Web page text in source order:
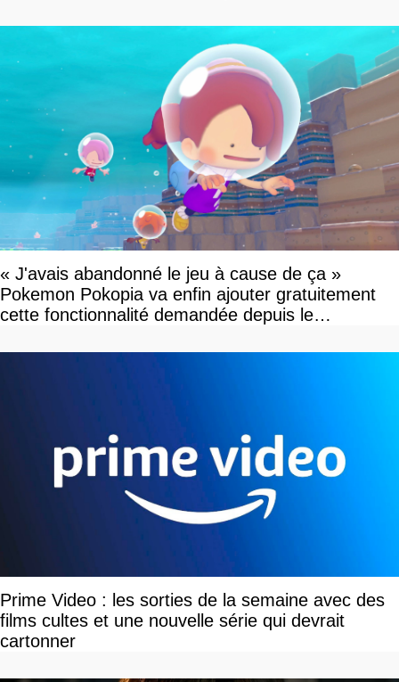
« J'avais abandonné le jeu à cause de ça »
Pokemon Pokopia va enfin ajouter gratuitement
cette fonctionnalité demandée depuis le
Prime Video : les sorties de la semaine avec des
films cultes et une nouvelle série qui devrait
cartonner